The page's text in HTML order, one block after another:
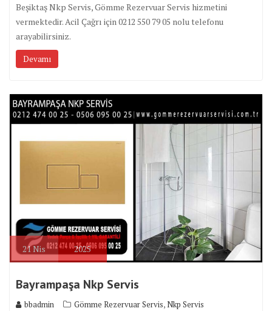
Beşiktaş Nkp Servis, Gömme Rezervuar Servis hizmetini
vermektedir. Acil Çağrı için 0212 550 79 05 nolu telefonu
arayabilirsiniz.
Devamı
21Nis 2025
Bayrampaşa Nkp Servis
bbadmin Gömme Rezervuar Servis,Nkp Servis